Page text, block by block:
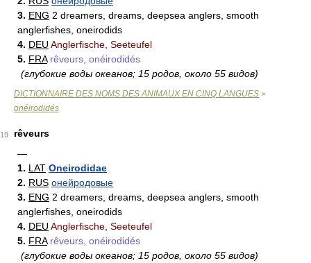
3. ENG 2 dreamers, dreams, deepsea anglers, smooth
anglerfishes, oneirodids
4. DEU Anglerfische, Seeteufel
5. FRA rêveurs, onéirodidés
(глубокие воды океанов; 15 родов, около 55 видов)
DICTIONNAIRE DES NOMS DES ANIMAUX EN CINQ LANGUES >
onéirodidés
19
rêveurs
—
1. LAT Oneirodidae
2. RUS онейродовые
3. ENG 2 dreamers, dreams, deepsea anglers, smooth
anglerfishes, oneirodids
4. DEU Anglerfische, Seeteufel
5. FRA rêveurs, onéirodidés
(глубокие воды океанов; 15 родов, около 55 видов)